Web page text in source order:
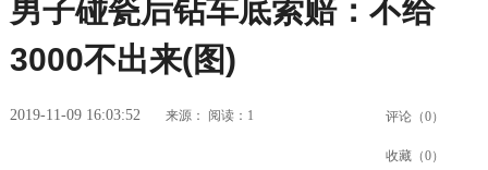
男子碰瓷后钻车底索赔：不给
3000不出来(图)
2019-11-09 16:03:52 来源： 阅读：1 评论（0）
收藏（0）